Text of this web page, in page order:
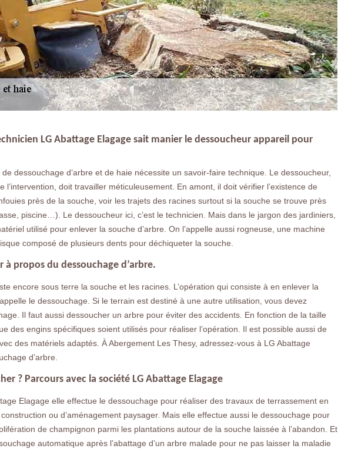
LG Abattage Elagage sait manier le dessoucheur appareil pour
dessouchage d’arbre et de haie nécessite un savoir-faire technique. Le dessoucheur,
l’intervention, doit travailler méticuleusement. En amont, il doit vérifier l’existence de
près de la souche, voir les trajets des racines surtout si la souche se trouve près
piscine…). Le dessoucheur ici, c’est le technicien. Mais dans le jargon des jardiniers,
utilisé pour enlever la souche d’arbre. On l’appelle aussi rogneuse, une machine
composé de plusieurs dents pour déchiqueter la souche.
à propos du dessouchage d’arbre.
encore sous terre la souche et les racines. L’opération qui consiste à en enlever la
le dessouchage. Si le terrain est destiné à une autre utilisation, vous devez
Il faut aussi dessoucher un arbre pour éviter des accidents. En fonction de la taille
des engins spécifiques soient utilisés pour réaliser l’opération. Il est possible aussi de
des matériels adaptés. À Abergement Les Thesy, adressez-vous à LG Abattage
d’arbre.
? Parcours avec la société LG Abattage Elagage
Elagage elle effectue le dessouchage pour réaliser des travaux de terrassement en
ou d’aménagement paysager. Mais elle effectue aussi le dessouchage pour
de champignon parmi les plantations autour de la souche laissée à l’abandon. Et
automatique après l’abattage d’un arbre malade pour ne pas laisser la maladie